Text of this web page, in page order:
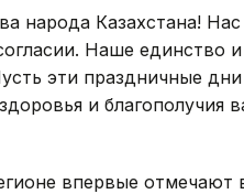
народа Казахстана! Нас
Наше единство
эти праздничные
и
впервые отмечают